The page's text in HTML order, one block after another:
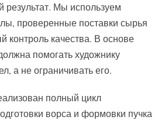
результат. Мы используем
проверенные поставки сырья
контроль качества. В основе
помогать художнику
а не ограничивать его.
полный цикл
ворса и формовки пучка